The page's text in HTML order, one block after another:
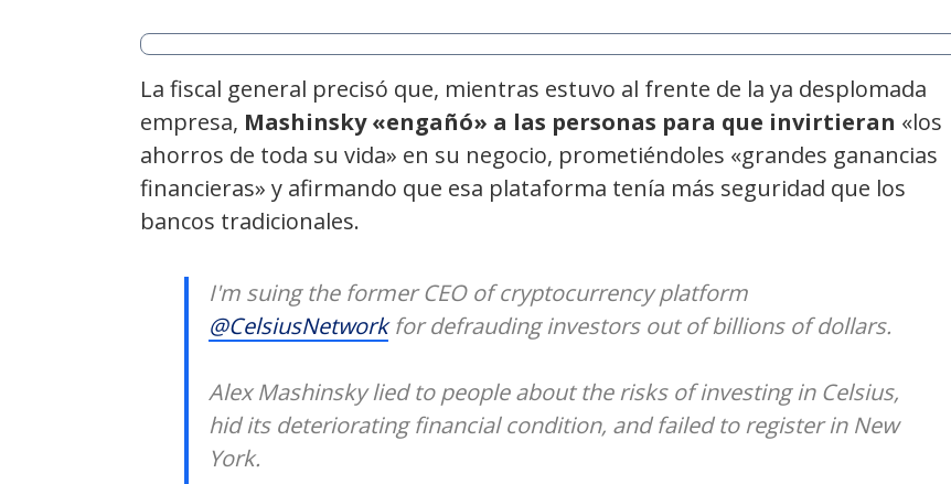
La fiscal general precisó que, mientras estuvo al frente de la ya desplomada
empresa, Mashinsky «engañó» a las personas para que invirtieran «los
ahorros de toda su vida» en su negocio, prometiéndoles «grandes ganancias
financieras» y afirmando que esa plataforma tenía más seguridad que los
bancos tradicionales.
I'm suing the former CEO of cryptocurrency platform
@CelsiusNetworkfor defrauding investors out of billions of dollars.
Alex Mashinsky lied to people about the risks of investing in Celsius,
hid its deteriorating financial condition, and failed to register in New
York.